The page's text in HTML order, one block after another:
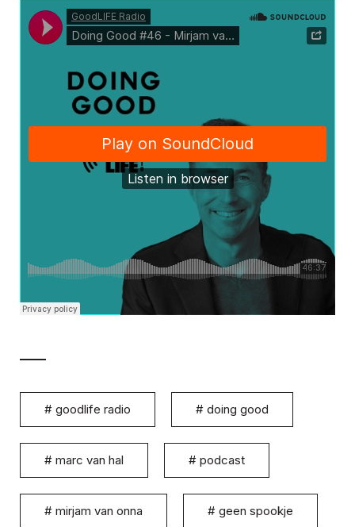
# goodlife radio # doing good
# marc van hal # podcast
# mirjam van onna # geen spookje